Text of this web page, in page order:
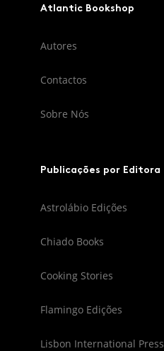
Atlantic Bookshop
Autores
Contactos
Sobre Nós
Publicações por Editora
Astrolábio Edições
Chiado Books
Cooking Stories
Flamingo Edições
Lisbon International Press